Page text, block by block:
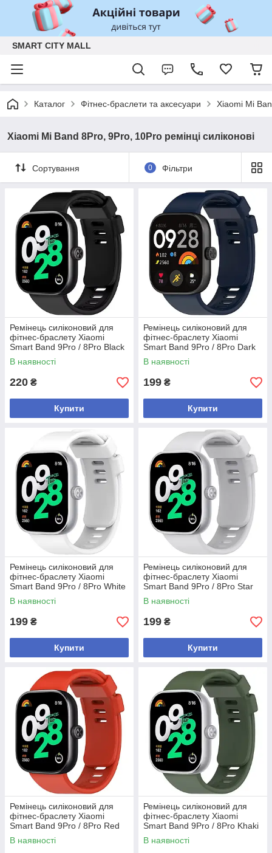
SMART CITY MALL
Каталог Фітнес-браслети та аксесуари Xiaomi Mi
Xiaomi Mi Band 8Pro, 9Pro, 10Pro ремінці силіконові
Сортування 0 Фільтри
Ремінець силіконовий для
фітнес-браслету Xiaomi
Smart Band 9Pro / 8Pro Black
В наявності
220 ₴
Купити
Ремінець силіконовий для
фітнес-браслету Xiaomi
Smart Band 9Pro / 8Pro Dark
blue
В наявності
199 ₴
Купити
Ремінець силіконовий для
фітнес-браслету Xiaomi
Smart Band 9Pro / 8Pro White
В наявності
199 ₴
Купити
Ремінець силіконовий для
фітнес-браслету Xiaomi
Smart Band 9Pro / 8Pro Star
light
В наявності
199 ₴
Купити
Ремінець силіконовий для
фітнес-браслету Xiaomi
Smart Band 9Pro / 8Pro Red
В наявності
Ремінець силіконовий для
фітнес-браслету Xiaomi
Smart Band 9Pro / 8Pro Khaki
В наявності